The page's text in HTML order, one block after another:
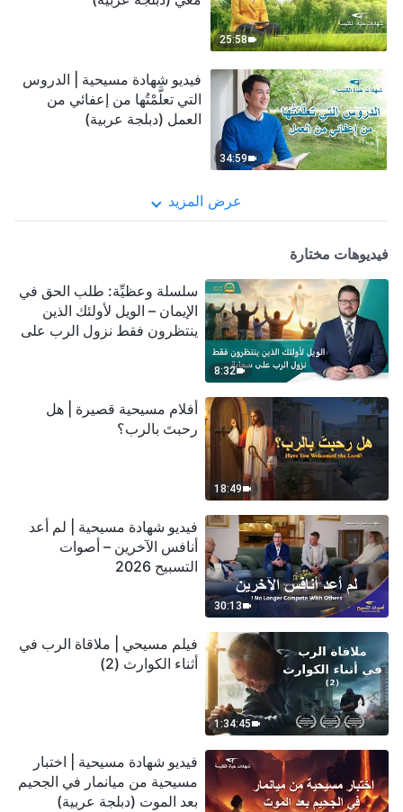
25:58
34:59
فيديو شهادة مسيحية | الدروس
التي تعلَّمْتُها من إعفائي من
العمل (دبلجة عربية)
عرض المزيد
فيديوهات مختارة
8:32
سلسلة وعظيِّة: طلب الحق في
الإيمان – الويل لأولئك الذين
ينتظرون فقط نزول الرب على
18:49
أفلام مسيحية قصيرة | هل
رحبتَ بالرب؟
30:13
فيديو شهادة مسيحية | لم أعد
أنافس الآخرين – أصوات
التسبيح 2026
1:34:45
فيلم مسيحي | ملاقاة الرب في
أثناء الكوارث (2)
فيديو شهادة مسيحية | اختبار
مسيحية من ميانمار في الجحيم
بعد الموت (دبلجة عربية)